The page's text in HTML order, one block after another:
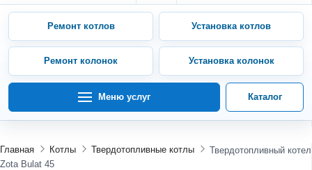
Ремонт котлов Установка котлов
Ремонт колонок Установка колонок
Меню услуг Каталог
Главная Котлы Твердотопливные котлы
Твердотопливный котел
Zota Bulat 45